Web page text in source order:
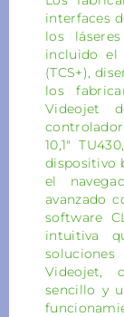
interfaces
los
incluido el
(TCS+),
los
Videojet
10,1″
dispositivo
el
avanzado
software
intuitiva
Videojet,
sencillo y